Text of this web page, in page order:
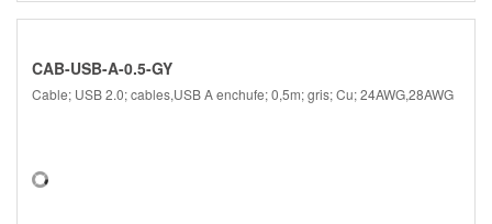
CAB-USB-A-0.5-GY
Cable; USB 2.0; cables,USB A enchufe; 0,5m; gris; Cu; 24AWG,28AWG